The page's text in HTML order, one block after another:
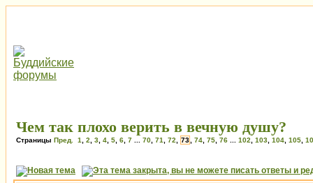
Чем так плохо верить в вечную душу?
Страницы Пред. 1 2 3 4 5 6 7 70 71 72 73 74 75 76 102 103 104 105